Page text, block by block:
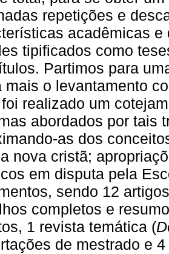
repetições e
acadêmicas
tipificados como
Partimos para
mais o levantamento
realizado um
abordados por tais
as dos
nova cristã;
em disputa pela
sendo 12
completos e
1 revista temática (
de mestrado e